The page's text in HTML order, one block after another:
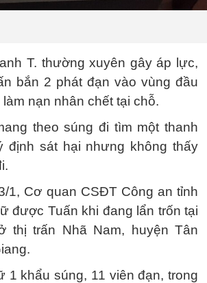
T. thường xuyên gây áp lực,
bắn 2 phát đạn vào vùng đầu
làm nạn nhân chết tại chỗ.
theo súng đi tìm một thanh
định sát hại nhưng không thấy
1, Cơ quan CSĐT Công an tỉnh
được Tuấn khi đang lẩn trốn tại
thị trấn Nhã Nam, huyện Tân
1 khẩu súng, 11 viên đạn, trong